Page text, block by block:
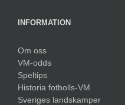
INFORMATION
Om oss
VM-odds
Speltips
Historia fotbolls-VM
Sveriges landskamper